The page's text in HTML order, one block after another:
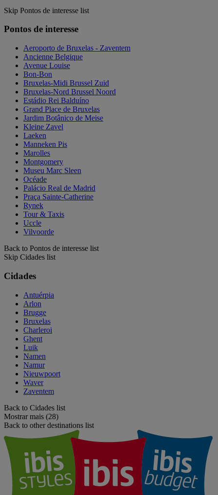
Skip Pontos de interesse list
Pontos de interesse
Aeroporto de Bruxelas - Zaventem
Ancienne Belgique
Avenue Louise
Bon-Bon
Bruxelas-Midi Brussel Zuid
Bruxelas-Nord Brussel Noord
Estádio Rei Balduíno
Grand Place de Bruxelas
Jardim Botânico de Meise
Kleine Zavel
Laeken
Manneken Pis
Marolles
Montgomery
Museu Marc Sleen
Océade
Palácio Real de Madrid
Praça Sainte-Catherine
Rynek
Tour & Taxis
Uccle
Vilvoorde
Back to Pontos de interesse list
Skip Cidades list
Cidades
Antuérpia
Arlon
Brugge
Bruxelas
Charleroi
Ghent
Luik
Namen
Namur
Nieuwpoort
Waver
Zaventem
Back to Cidades list
Mostrar mais (28)
Back to other destinations list